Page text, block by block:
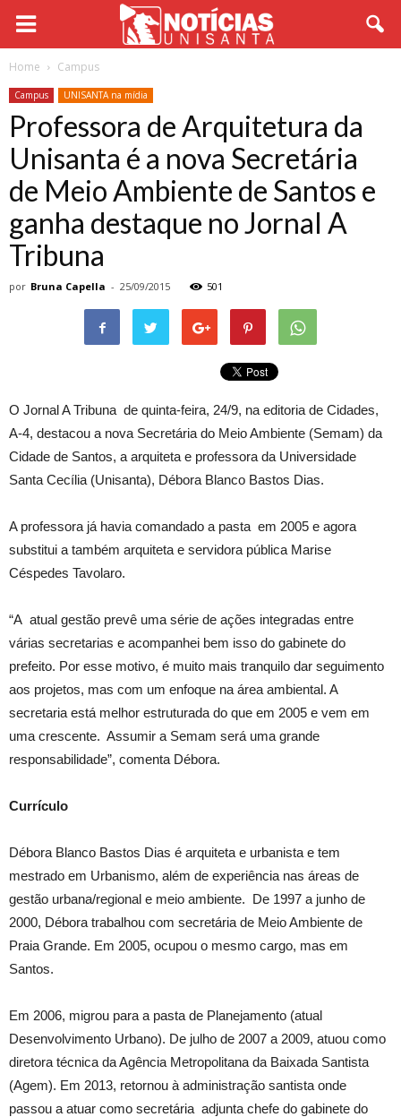
Home Campus
Campus UNISANTA na mídia
Professora de Arquitetura da
Unisanta é a nova Secretária
de Meio Ambiente de Santos e
ganha destaque no Jornal A
Tribuna
por Bruna Capella - 25/09/2015 501
O Jornal A Tribuna de quinta-feira, 24/9, na editoria de Cidades,
A-4, destacou a nova Secretária do Meio Ambiente (Semam) da
Cidade de Santos, a arquiteta e professora da Universidade
Santa Cecília (Unisanta), Débora Blanco Bastos Dias.
A professora já havia comandado a pasta em 2005 e agora
substitui a também arquiteta e servidora pública Marise
Céspedes Tavolaro.
“A atual gestão prevê uma série de ações integradas entre
várias secretarias e acompanhei bem isso do gabinete do
prefeito. Por esse motivo, é muito mais tranquilo dar seguimento
aos projetos, mas com um enfoque na área ambiental. A
secretaria está melhor estruturada do que em 2005 e vem em
uma crescente. Assumir a Semam será uma grande
responsabilidade”, comenta Débora.
Currículo
Débora Blanco Bastos Dias é arquiteta e urbanista e tem
mestrado em Urbanismo, além de experiência nas áreas de
gestão urbana/regional e meio ambiente. De 1997 a junho de
2000, Débora trabalhou com secretária de Meio Ambiente de
Praia Grande. Em 2005, ocupou o mesmo cargo, mas em
Santos.
Em 2006, migrou para a pasta de Planejamento (atual
Desenvolvimento Urbano). De julho de 2007 a 2009, atuou como
diretora técnica da Agência Metropolitana da Baixada Santista
(Agem). Em 2013, retornou à administração santista onde
passou a atuar como secretária adjunta chefe do gabinete do